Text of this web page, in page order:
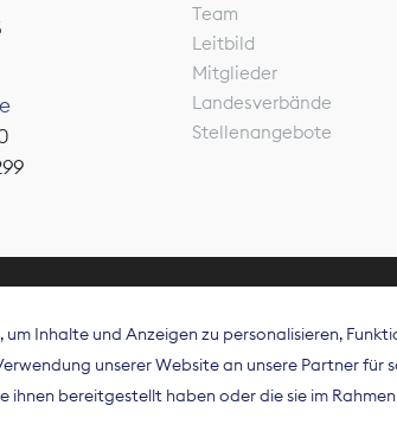
Team
Leitbild
Mitglieder
Landesverbände
Stellenangebote
Der Bundesverband
Spitzenorganisation
Deutschland und auf
Inhalte und Anzeigen zu personalisieren,
unserer Website an unsere Partner
ihnen bereitgestellt haben oder die sie im